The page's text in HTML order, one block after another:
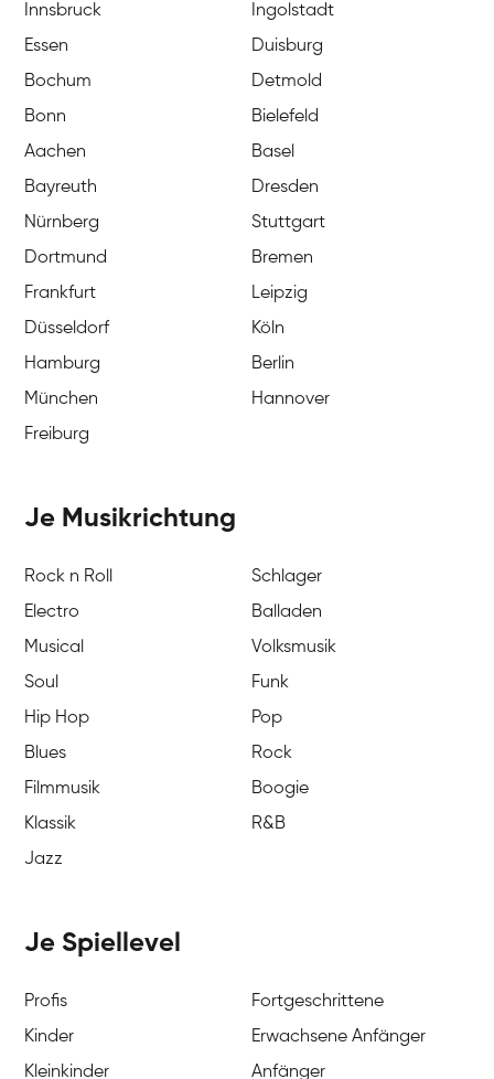
Innsbruck
Ingolstadt
Essen
Duisburg
Bochum
Detmold
Bonn
Bielefeld
Aachen
Basel
Bayreuth
Dresden
Nürnberg
Stuttgart
Dortmund
Bremen
Frankfurt
Leipzig
Düsseldorf
Köln
Hamburg
Berlin
München
Hannover
Freiburg
Je Musikrichtung
Rock n Roll
Schlager
Electro
Balladen
Musical
Volksmusik
Soul
Funk
Hip Hop
Pop
Blues
Rock
Filmmusik
Boogie
Klassik
R&B
Jazz
Je Spiellevel
Profis
Fortgeschrittene
Kinder
Erwachsene Anfänger
Kleinkinder
Anfänger